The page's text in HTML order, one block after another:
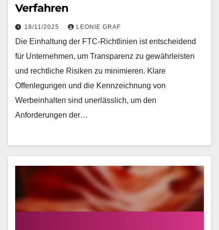
Verfahren
18/11/2025 LEONIE GRAF
Die Einhaltung der FTC-Richtlinien ist entscheidend
für Unternehmen, um Transparenz zu gewährleisten
und rechtliche Risiken zu minimieren. Klare
Offenlegungen und die Kennzeichnung von
Werbeinhalten sind unerlässlich, um den
Anforderungen der…